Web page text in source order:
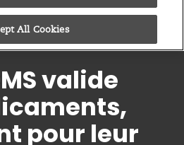
valide
pour leur
All Cookies